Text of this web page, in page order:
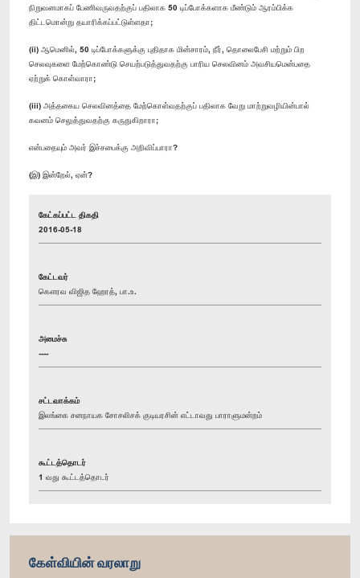
நிறுவனமாகப் பேணிவருவதற்குப் பதிலாக 50 டிப்போக்களாக மீண்டும் ஆரம்பிக்க
திட்டமொன்று தயாரிக்கப்பட்டுள்ளதா;
(ii) ஆமெனில், 50 டிப்போக்களுக்கு புதிதாக மின்சாரம், நீர், தொலைபேசி மற்றும் பிற
செலவுகளை மேற்கொண்டு செயற்படுத்துவதற்கு பாரிய செலவினம் அவசியமென்பதை
ஏற்றுக் கொள்வாரா;
(iii) அத்தகைய செலவினத்தை மேற்கொள்வதற்குப் பதிலாக வேறு மாற்றுவழியின்பால்
கவனம் செலுத்துவதற்கு கருதுகிறாரா;
என்பதையும் அவர் இச்சபைக்கு அறிவிப்பாரா?
(இ) இன்றேல், ஏன்?
கேட்கப்பட்ட திகதி
2016-05-18
கேட்டவர்
கௌரவ விஜித ஹேரத், பா.உ.
அமைச்சு
----
சட்டவாக்கம்
இலங்கை சனநாயக சோசலிசக் குடியரசின் எட்டாவது பாராளுமன்றம்
கூட்டத்தொடர்
1 வது கூட்டத்தொடர்
கேள்வியின் வரலாறு